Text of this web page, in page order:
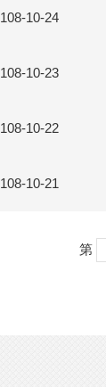
108-10-24
108-10-23
108-10-22
108-10-21
第